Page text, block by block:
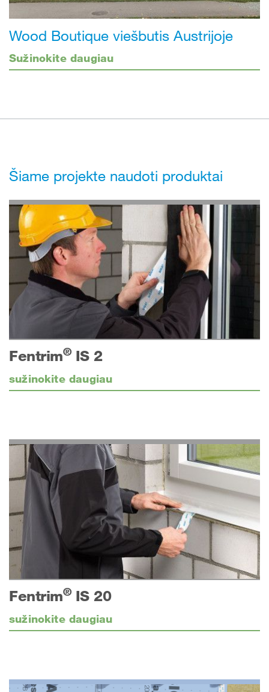
Wood Boutique viešbutis Austrijoje
Sužinokite daugiau
Šiame projekte naudoti produktai
Fentrim®IS 2
sužinokite daugiau
Fentrim®IS 20
sužinokite daugiau